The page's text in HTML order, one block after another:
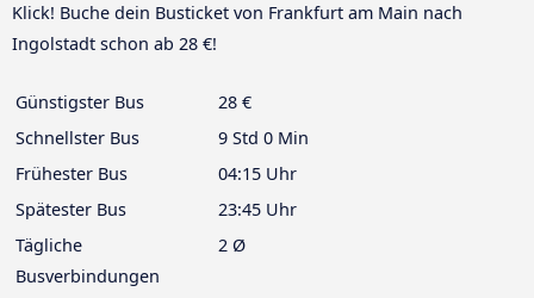
Klick! Buche dein Busticket von Frankfurt am Main nach
Ingolstadt schon ab 28 €!
Günstigster Bus
28 €
Schnellster Bus
9 Std 0 Min
Frühester Bus
04:15 Uhr
Spätester Bus
23:45 Uhr
Tägliche
Busverbindungen
2 Ø